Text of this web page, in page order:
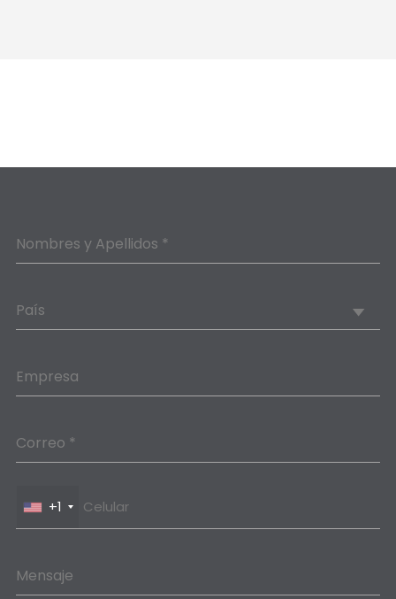
Nombres y Apellidos *
País
Empresa
Correo *
+1
Mensaje